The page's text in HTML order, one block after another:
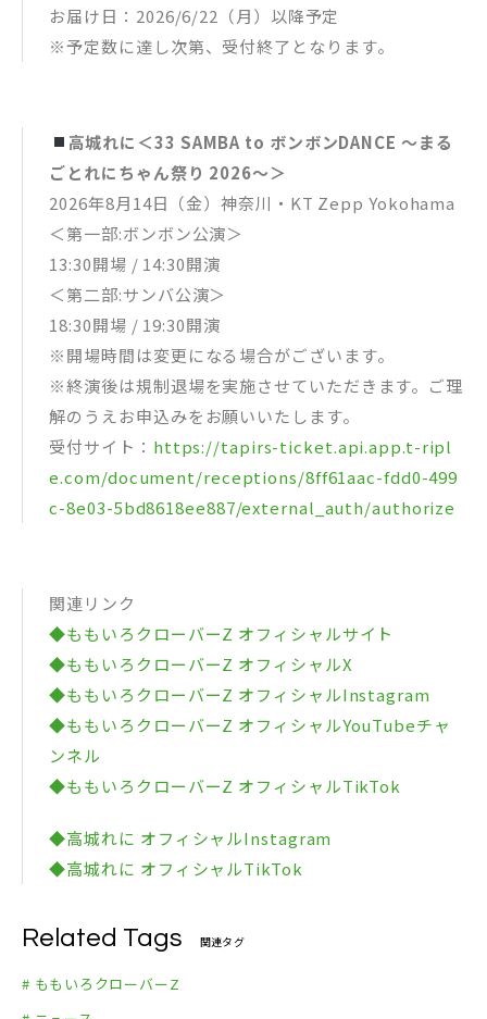
お届け日：2026/6/22（月）以降予定
※予定数に達し次第、受付終了となります。
高城れに＜33 SAMBA to ボンボンDANCE ～まる
ごとれにちゃん祭り 2026～＞
2026年8月14日（金）神奈川・KT Zepp Yokohama
＜第一部:ボンボン公演＞
13:30開場 / 14:30開演
＜第二部:サンバ公演＞
18:30開場 / 19:30開演
※開場時間は変更になる場合がございます。
※終演後は規制退場を実施させていただきます。ご理
解のうえお申込みをお願いいたします。
受付サイト： https://tapirs-ticket.api.app.t-ripl
e.com/document/receptions/8ff61aac-fdd0-499
c-8e03-5bd8618ee887/external_auth/authorize
関連リンク
◆ももいろクローバーZ オフィシャルサイト
◆ももいろクローバーZ オフィシャルX
◆ももいろクローバーZ オフィシャルInstagram
◆ももいろクローバーZ オフィシャルYouTubeチャ
ンネル
◆ももいろクローバーZ オフィシャルTikTok
◆高城れに オフィシャルInstagram
◆高城れに オフィシャルTikTok
Related Tags 関連タグ
# ももいろクローバーZ